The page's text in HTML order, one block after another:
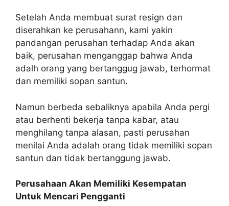
Setelah Anda membuat surat resign dan
diserahkan ke perusahann, kami yakin
pandangan perusahan terhadap Anda akan
baik, perusahan menganggap bahwa Anda
adalh orang yang bertanggug jawab, terhormat
dan memiliki sopan santun.
Namun berbeda sebaliknya apabila Anda pergi
atau berhenti bekerja tanpa kabar, atau
menghilang tanpa alasan, pasti perusahan
menilai Anda adalah orang tidak memiliki sopan
santun dan tidak bertanggung jawab.
Perusahaan Akan Memiliki Kesempatan
Untuk Mencari Pengganti